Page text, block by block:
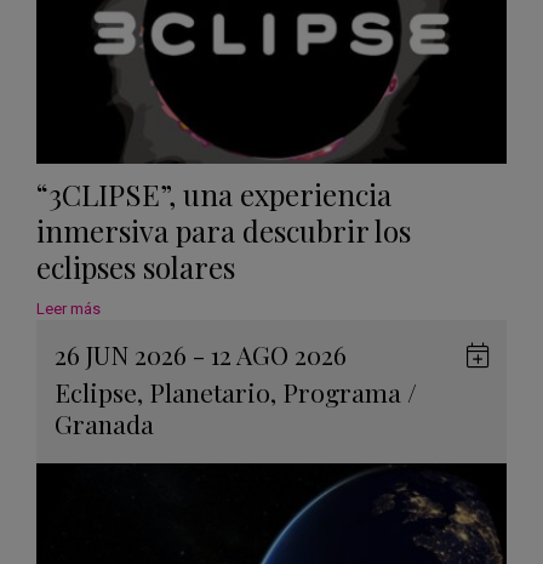
“3CLIPSE”, una experiencia
inmersiva para descubrir los
eclipses solares
Leer más
26 JUN 2026 - 12 AGO 2026
Eclipse, Planetario, Programa /
Granada